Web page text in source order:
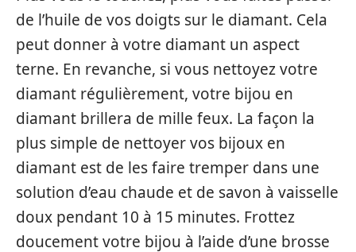
de l’huile de vos doigts sur le diamant. Cela
peut donner à votre diamant un aspect
terne. En revanche, si vous nettoyez votre
diamant régulièrement, votre bijou en
diamant brillera de mille feux. La façon la
plus simple de nettoyer vos bijoux en
diamant est de les faire tremper dans une
solution d’eau chaude et de savon à vaisselle
doux pendant 10 à 15 minutes. Frottez
doucement votre bijou à l’aide d’une brosse